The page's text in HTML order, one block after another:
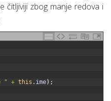
čitljiviji zbog manje redova i
" + this . ime) ;